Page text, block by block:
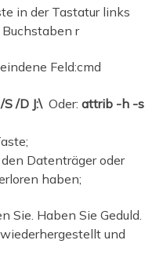
in der Tastatur links
r
Feld:cmd
/D J:\Oder: attrib -h -s
Datenträger oder
haben;
Sie. Haben Sie Geduld.
und